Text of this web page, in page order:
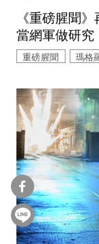
《重磅腥聞
當網軍做研究
重磅腥聞 瑪格